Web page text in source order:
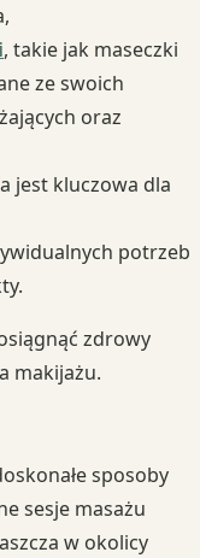
, takie jak maseczki
ze swoich
oraz
jest kluczowa dla
potrzeb
zdrowy
makijażu.
sposoby
sesje masażu
w okolicy